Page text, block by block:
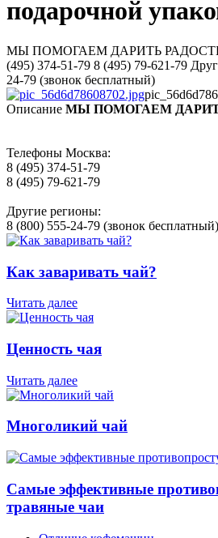
подарочной
МЫ ПОМОГАЕМ ДАРИТЬ РАДОСТЬ!
(495) 374-51-79 8 (495) 79-621-79
24-79 (звонок бесплатный)
Описание МЫ ПОМОГАЕМ
Телефоны Москва:
8 (495) 374-51-79
8 (495) 79-621-79
Другие регионы:
8 (800) 555-24-79 (звонок бесплатный)
Как заваривать чай?
Читать далее
Ценность чая
Читать далее
Многоликий чай
Самые эффективные
травяные чаи